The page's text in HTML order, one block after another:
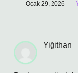
Ocak 29, 2026
Yiğithan